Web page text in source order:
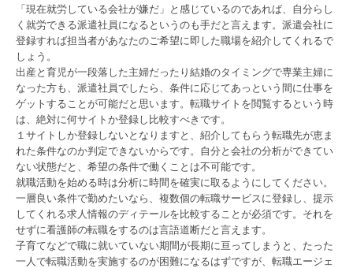
「現在就労している会社が嫌だ」と感じているのであれば、自分らし
く就労できる派遣社員になるというのも手だと言えます。派遣会社に
登録すれば担当者があなたのご希望に即した職場を紹介してくれるで
しょう。
出産と育児が一段落した主婦だったり結婚のタイミングで専業主婦に
なった方も、派遣社員でしたら、条件に応じてあっという間に仕事を
ゲットすることが可能だと思います。転職サイトを閲覧するという時
は、絶対に何サイトか登録し比較すべきです。
１サイトしか登録しないとなりますと、紹介してもらう転職先が恵ま
れた条件なのか判定できないからです。自分と会社の分析ができてい
ない状態だと、希望の条件で働くことは不可能です。
就職活動を始める時は分析に時間を確実に取るようにしてください。
一層良い条件で勤めたいなら、複数個の転職サービスに登録し、提示
してくれる求人情報のディテールを比較することが必須です。それを
せずに看護師の転職をするのは言語道断だと言えます。
子育てなどで職に就いていない期間が長期に亘ってしまうと、たった
一人で転職活動を実施するのが困難になるはずですが、転職エージェ